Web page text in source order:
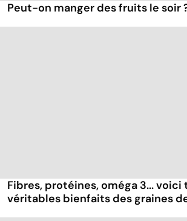
Peut-on manger des fruits le soir
Fibres, protéines, oméga 3... voici
véritables bienfaits des graines